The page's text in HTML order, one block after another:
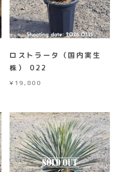
ロストラータ（国内実生
株） 022
¥ 19,800